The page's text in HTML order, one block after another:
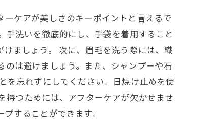
ケアが美しさのキーポイントと言えるで
手洗いを徹底的にし、手袋を着用すること
ましょう。 次に、眉毛を洗う際には、繊
は避けましょう。また、シャンプーや石
を忘れずにしてください。日焼け止めを使
持つためには、アフターケアが欠かせませ
することができます。